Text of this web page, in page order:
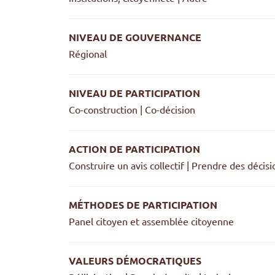
NIVEAU DE GOUVERNANCE
Régional
NIVEAU DE PARTICIPATION
Co-construction | Co-décision
ACTION DE PARTICIPATION
Construire un avis collectif | Prendre des
MÉTHODES DE PARTICIPATION
Panel citoyen et assemblée citoyenne
VALEURS DÉMOCRATIQUES